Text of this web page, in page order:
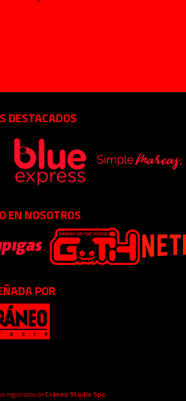
DESTACADOS
EN NOSOTROS
POR
registradas deCráneo Studio Spa.